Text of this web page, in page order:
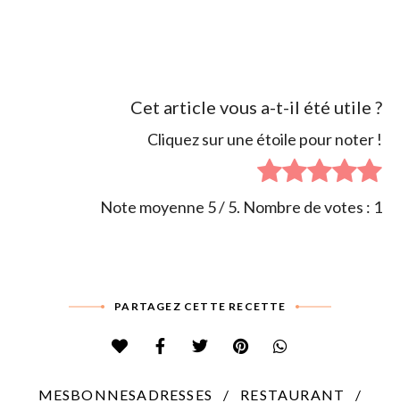
Cet article vous a-t-il été utile ?
Cliquez sur une étoile pour noter !
Note moyenne 5/ 5. Nombre de votes : 1
PARTAGEZ CETTE RECETTE
MESBONNESADRESSES
RESTAURANT